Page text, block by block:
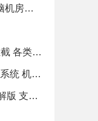
腾飞远程电脑出租管理系统 电脑机房管理 计时 计费 监控 用户管理软件
腾飞_文件卫士 无盘游戏强推拦截 各类无盘 游戏强推拦截 无盘游戏文件拦截
Win7 Win10 Win11 纯净优化版系统 机房专用系统
万象网管2008v293绿色完美破解版 支持WIN7/WIN10/WIN11